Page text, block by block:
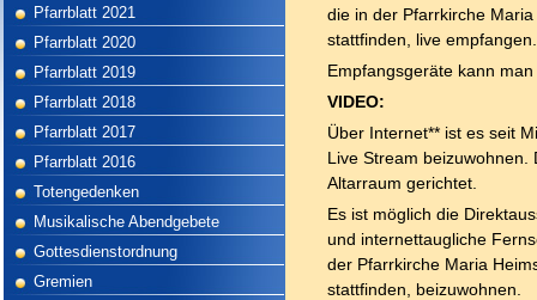
Pfarrblatt 2021
Pfarrblatt 2020
Pfarrblatt 2019
Pfarrblatt 2018
Pfarrblatt 2017
Pfarrblatt 2016
Totengedenken
Musikalische Abendgebete
Gottesdienstordnung
Gremien
die in der Pfarrkirche
stattfinden, live empfangen.
Empfangsgeräte kann
VIDEO:
Über Internet** ist es seit
Live Stream
Altarraum gerichtet.
Es ist möglich die
und internettaugliche
der Pfarrkirche Maria
stattfinden, beizuwohnen.